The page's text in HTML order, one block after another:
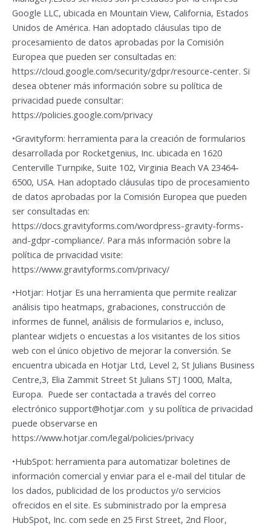
Google LLC, ubicada en Mountain View, California, Estados
Unidos de América. Han adoptado cláusulas tipo de
procesamiento de datos aprobadas por la Comisión
Europea que pueden ser consultadas en:
https://cloud.google.com/security/gdpr/resource-center. Si
desea obtener más información sobre su política de
privacidad puede consultar:
https://policies.google.com/privacy
•Gravityform: herramienta para la creación de formularios
desarrollada por Rocketgenius, Inc. ubicada en 1620
Centerville Turnpike, Suite 102, Virginia Beach VA 23464-
6500, USA. Han adoptado cláusulas tipo de procesamiento
de datos aprobadas por la Comisión Europea que pueden
ser consultadas en:
https://docs.gravityforms.com/wordpress-gravity-forms-
and-gdpr-compliance/. Para más información sobre la
política de privacidad visite:
https://www.gravityforms.com/privacy/
•Hotjar: Hotjar Es una herramienta que permite realizar
análisis tipo heatmaps, grabaciones, construcción de
informes de funnel, análisis de formularios e, incluso,
plantear widjets o encuestas a los visitantes de los sitios
web con el único objetivo de mejorar la conversión. Se
encuentra ubicada en Hotjar Ltd, Level 2, St Julians Business
Centre,3, Elia Zammit Street St Julians STJ 1000, Malta,
Europa. Puede ser contactada a través del correo
electrónico support@hotjar.com y su política de privacidad
puede observarse en
https://www.hotjar.com/legal/policies/privacy
•HubSpot: herramienta para automatizar boletines de
información comercial y enviar para el e-mail del titular de
los dados, publicidad de los productos y/o servicios
ofrecidos en el site. Es subministrado por la empresa
HubSpot, Inc. com sede en 25 First Street, 2nd Floor,